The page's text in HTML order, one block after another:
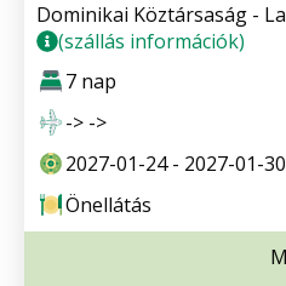
Dominikai Köztársaság -
(szállás információk)
7 nap
-> ->
2027-01-24 - 2027-01-30
Önellátás